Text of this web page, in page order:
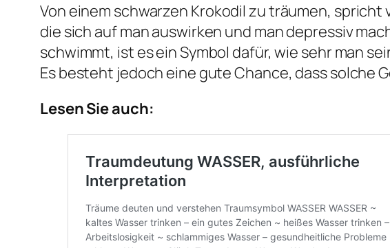
Von einem schwarzen Krokodil zu träumen,
die sich auf man auswirken und man depressiv
schwimmt, ist es ein Symbol dafür, wie sehr man
Es besteht jedoch eine gute Chance, dass solche
Lesen Sie auch: